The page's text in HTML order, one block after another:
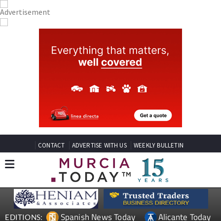
CONTACT ADVERTISE WITH US WEEKLY BULLETIN
EDITIONS: Spanish News Today Alicante Today